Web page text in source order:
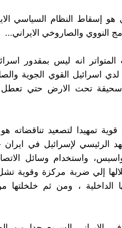
هو إسقاط النظام السياسي
النووي والصاروخي الايراني...
انه ليس بمقدور
لدي اسرائيل القوي الجوية
سحيقة تحت الارض حتي تعطل
تمهيدا لتصعيد تناقضاته
الرئيسي لإسرائيل في ايران
واستخدام وسائل
إلي ضربة مركزة وقوية
الداخلية ، ومن ثم خلخلتها